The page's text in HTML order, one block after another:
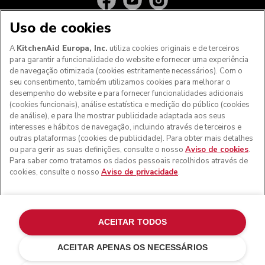
Aos clientes nos Açores, Madeira e outros territórios
portugueses: Por favor, contacte a nossa equipa de Apoio
ao Cliente para efetuar a sua encomenda, de forma a
podermos fornecer os custos de envio exatos e aplicar a
taxa de IVA correta
nos EUA e noutros locais.
Gerir as minhas cookies
Aviso de privacidade
Política de cookies
Outros países
Uso de cookies
A KitchenAid Europa, Inc. utiliza cookies originais e de terceiros
para garantir a funcionalidade do website e fornecer uma experiência
de navegação otimizada (cookies estritamente necessários). Com o
seu consentimento, também utilizamos cookies para melhorar o
desempenho do website e para fornecer funcionalidades adicionais
(cookies funcionais), análise estatística e medição do público (cookies
de análise), e para lhe mostrar publicidade adaptada aos seus
interesses e hábitos de navegação, incluindo através de terceiros e
outras plataformas (cookies de publicidade). Para obter mais detalhes
ou para gerir as suas definições, consulte o nosso Aviso de cookies.
Para saber como tratamos os dados pessoais recolhidos através de
cookies, consulte o nosso Aviso de privacidade.
ACEITAR APENAS OS NECESSÁRIOS
ACEITAR TODOS